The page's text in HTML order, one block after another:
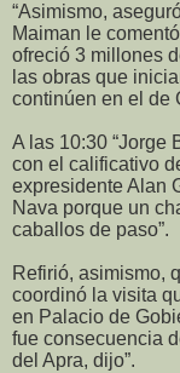
“Asimismo,
Maiman le
ofreció 3 millones
las obras que
continúen en el de
A las 10:30 “Jorge
con el calificativo
expresidente Alan
Nava porque un
caballos de paso”.
Refirió, asimismo,
coordinó la visita
en Palacio de
fue consecuencia
del Apra, dijo”.